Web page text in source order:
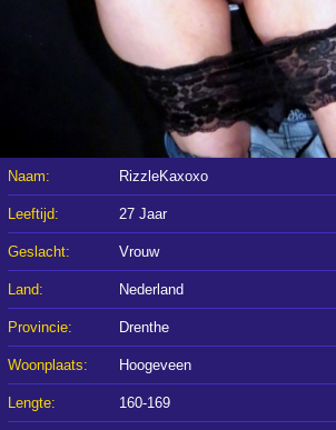
Naam: RizzleKaxoxo
Leeftijd: 27 Jaar
Geslacht: Vrouw
Land: Nederland
Provincie: Drenthe
Woonplaats: Hoogeveen
Lengte: 160-169